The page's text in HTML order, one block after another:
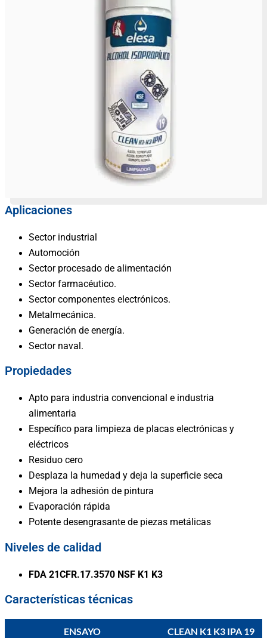
Aplicaciones
Sector industrial
Automoción
Sector procesado de alimentación
Sector farmacéutico.
Sector componentes electrónicos.
Metalmecánica.
Generación de energía.
Sector naval.
Propiedades
Apto para industria convencional e industria
alimentaria
Específico para limpieza de placas electrónicas y
eléctricos
Residuo cero
Desplaza la humedad y deja la superficie seca
Mejora la adhesión de pintura
Evaporación rápida
Potente desengrasante de piezas metálicas
Niveles de calidad
FDA 21CFR.17.3570 NSF K1 K3
Características técnicas
ENSAYO CLEAN K1 K3 IPA 19